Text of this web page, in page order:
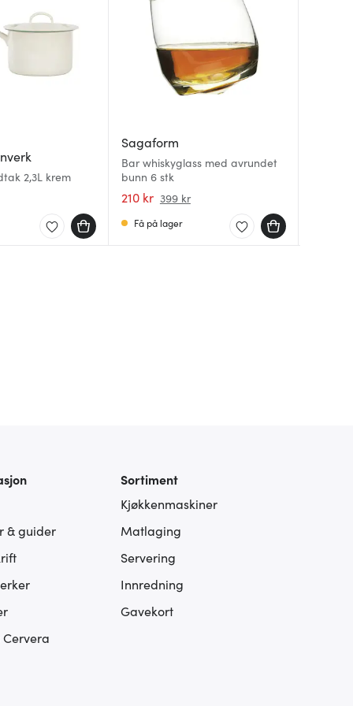
2,3L krem
Sagaform
Bar whiskyglass med avrundet
bunn 6 stk
210 kr 399 kr
Få på lager
& guider
Cervera
Sortiment
Kjøkkenmaskiner
Matlaging
Servering
Innredning
Gavekort